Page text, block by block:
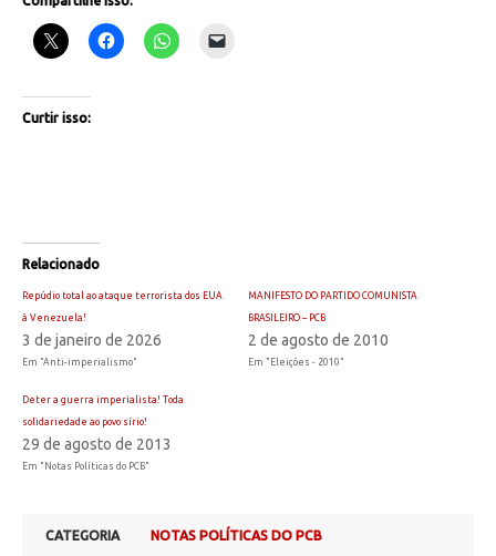
Curtir isso:
Relacionado
Repúdio total ao ataque terrorista dos EUA
à Venezuela!
3 de janeiro de 2026
Em "Anti-imperialismo"
MANIFESTO DO PARTIDO COMUNISTA
BRASILEIRO – PCB
2 de agosto de 2010
Em "Eleições - 2010"
Deter a guerra imperialista! Toda
solidariedade ao povo sírio!
29 de agosto de 2013
Em "Notas Políticas do PCB"
CATEGORIA
NOTAS POLÍTICAS DO PCB